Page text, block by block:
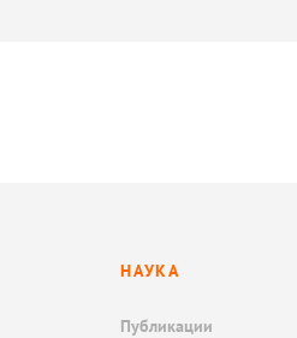
НАУКА
Публикации